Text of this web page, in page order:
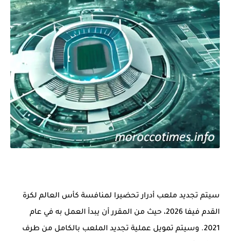
سيتم تجديد ملعب أدرار تحضيرا لمنافسة كأس العالم لكرة
القدم فيفا 2026، حيث من المقرر أن يبدأ العمل به في عام
2021. وسيتم تمويل عملية تجديد الملعب بالكامل من طرف